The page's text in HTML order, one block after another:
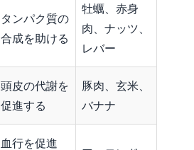
タンパク質の
合成を助ける
牡蠣、赤身
肉、ナッツ、
レバー
頭皮の代謝を
促進する
豚肉、玄米、
バナナ
血行を促進